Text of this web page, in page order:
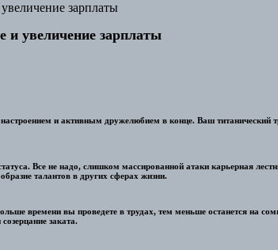
зарплаты
и увеличение зарплаты
и активным дружелюбием в конце. Ваш титанический
Все не надо, слишком массированной атаки карьерная
талантов в других сферах жизни.
времени вы проведете в трудах, тем меньше останется на
заката.